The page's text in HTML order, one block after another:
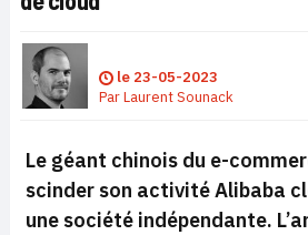
le 23-05-2023
ParLaurent Sounack
Le géant chinois du e-
scinder son activité Alibaba
une société indépendante.